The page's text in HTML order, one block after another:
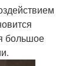
большое